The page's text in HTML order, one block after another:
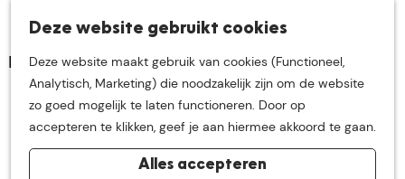
Deze website gebruikt cookies
Deze website maakt gebruik van cookies (Functioneel,
Analytisch, Marketing) die noodzakelijk zijn om de website
zo goed mogelijk te laten functioneren. Door op
accepteren te klikken, geef je aan hiermee akkoord te gaan.
Alles accepteren
K
a
r
t
Z
e
k
e
n
M
e
n
uDe mooiste
klaprozenvelden in De
Neem me vandaag
mee op een leuke
ontdekkingstocht in